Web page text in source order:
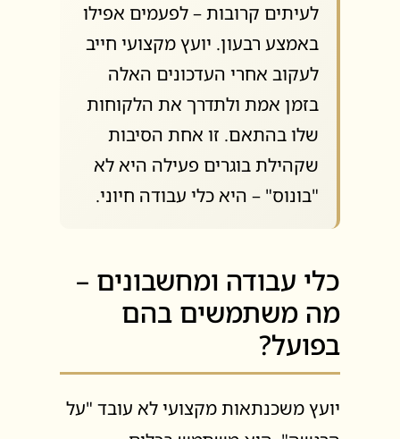
לעיתים קרובות – לפעמים אפילו
באמצע רבעון. יועץ מקצועי חייב
לעקוב אחרי העדכונים האלה
בזמן אמת ולתדרך את הלקוחות
שלו בהתאם. זו אחת הסיבות
שקהילת בוגרים פעילה היא לא
"בונוס" – היא כלי עבודה חיוני.
כלי עבודה ומחשבונים –
מה משתמשים בהם
בפועל?
יועץ משכנתאות מקצועי לא עובד "על